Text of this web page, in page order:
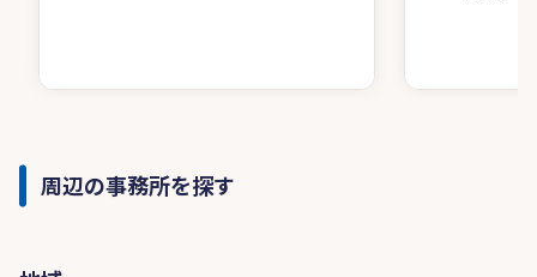
周辺の事務所を探す